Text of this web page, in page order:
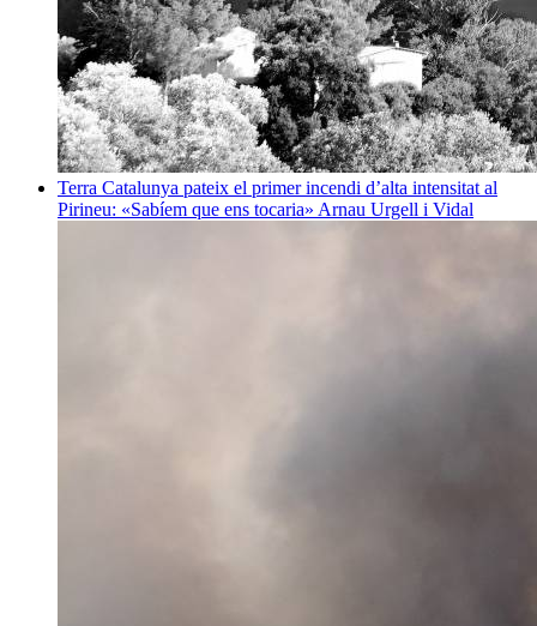
Terra Catalunya pateix el primer incendi d’alta intensitat al
Pirineu: «Sabíem que ens tocaria» Arnau Urgell i Vidal